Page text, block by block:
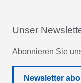
Unser
Abonnieren Sie
Newsletter